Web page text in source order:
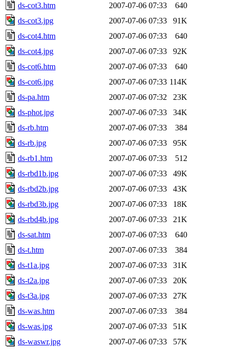
ds-cot3.htm
2007-07-06 07:33
640
ds-cot3.jpg
2007-07-06 07:33
91K
ds-cot4.htm
2007-07-06 07:33
640
ds-cot4.jpg
2007-07-06 07:33
92K
ds-cot6.htm
2007-07-06 07:33
640
ds-cot6.jpg
2007-07-06 07:33 114K
ds-pa.htm
2007-07-06 07:32
23K
ds-phot.jpg
2007-07-06 07:33
34K
ds-rb.htm
2007-07-06 07:33
384
ds-rb.jpg
2007-07-06 07:33
95K
ds-rb1.htm
2007-07-06 07:33
512
ds-rbd1b.jpg
2007-07-06 07:33
49K
ds-rbd2b.jpg
2007-07-06 07:33
43K
ds-rbd3b.jpg
2007-07-06 07:33
18K
ds-rbd4b.jpg
2007-07-06 07:33
21K
ds-sat.htm
2007-07-06 07:33
640
ds-t.htm
2007-07-06 07:33
384
ds-t1a.jpg
2007-07-06 07:33
31K
ds-t2a.jpg
2007-07-06 07:33
20K
ds-t3a.jpg
2007-07-06 07:33
27K
ds-was.htm
2007-07-06 07:33
384
ds-was.jpg
2007-07-06 07:33
51K
ds-waswr.jpg
2007-07-06 07:33 57K